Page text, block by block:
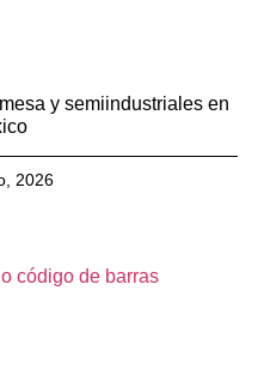
y semiindustriales en
2026